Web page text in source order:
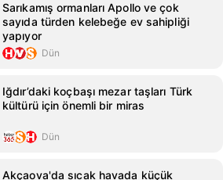
Sarıkamış ormanları Apollo ve çok
sayıda türden kelebeğe ev sahipliği
yapıyor
Dün
Iğdır’daki koçbaşı mezar taşları Türk
kültürü için önemli bir miras
Dün
Akçaova'da sıcak havada küçük